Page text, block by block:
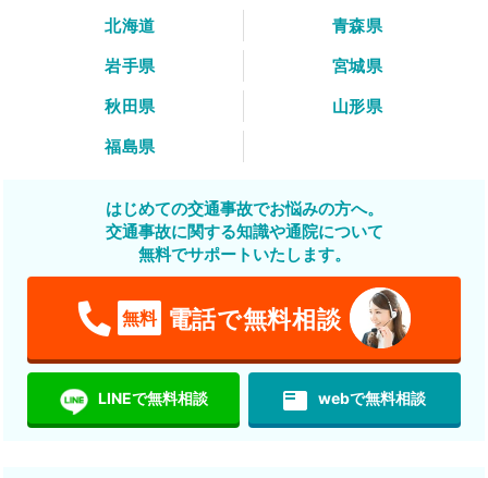
北海道
青森県
岩手県
宮城県
秋田県
山形県
福島県
はじめての交通事故でお悩みの方へ。
交通事故に関する知識や通院について
無料でサポートいたします。
無料 電話で無料相談
LINEで無料相談 featured_play_list webで無料相談